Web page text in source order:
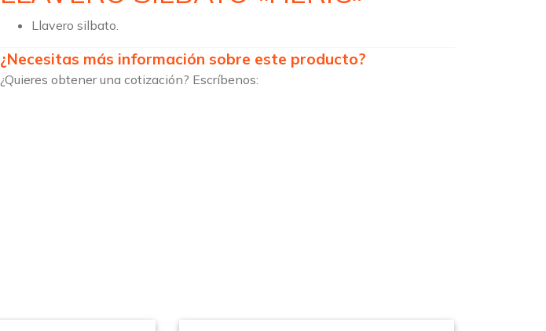
Llavero silbato.
¿Necesitas más información sobre este producto?
¿Quieres obtener una cotización? Escríbenos: